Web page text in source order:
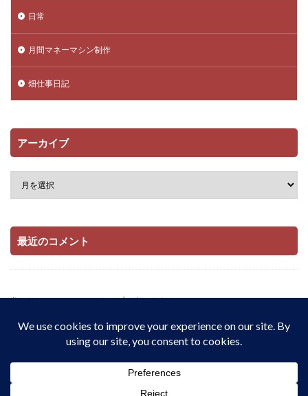
日常
月間マネーマシン制作
畑仕事日記
アーカイブ
最近のコメント
当サイトはAmazonアソシエイト・プログラムおよび
配当とインデックス投資でサイドFIREをしたい私の記